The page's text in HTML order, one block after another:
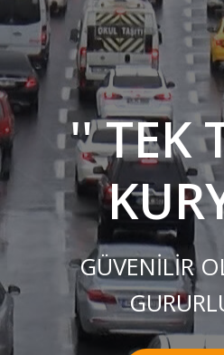
'' TEK
GÜVENİLİR